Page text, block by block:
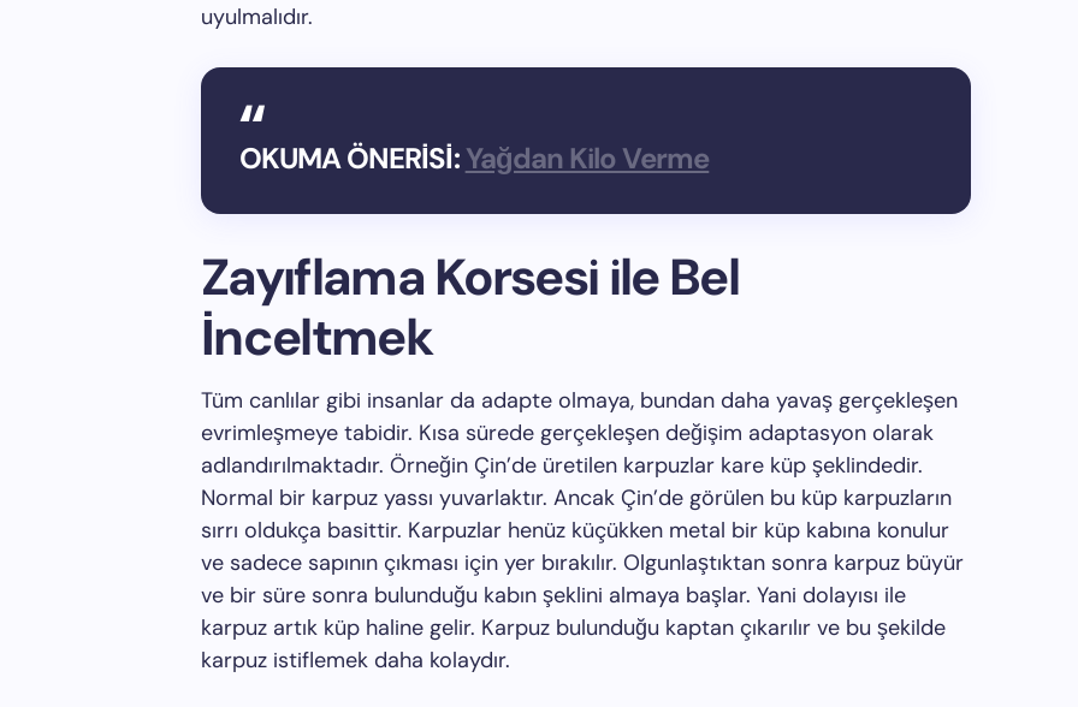
uyulmalıdır.
OKUMA ÖNERİSİ:Yağdan Kilo Verme
Zayıflama Korsesi ile Bel
İnceltmek
Tüm canlılar gibi insanlar da adapte olmaya, bundan daha yavaş gerçekleşen
evrimleşmeye tabidir. Kısa sürede gerçekleşen değişim adaptasyon olarak
adlandırılmaktadır. Örneğin Çin’de üretilen karpuzlar kare küp şeklindedir.
Normal bir karpuz yassı yuvarlaktır. Ancak Çin’de görülen bu küp karpuzların
sırrı oldukça basittir. Karpuzlar henüz küçükken metal bir küp kabına konulur
ve sadece sapının çıkması için yer bırakılır. Olgunlaştıktan sonra karpuz büyür
ve bir süre sonra bulunduğu kabın şeklini almaya başlar. Yani dolayısı ile
karpuz artık küp haline gelir. Karpuz bulunduğu kaptan çıkarılır ve bu şekilde
karpuz istiflemek daha kolaydır.